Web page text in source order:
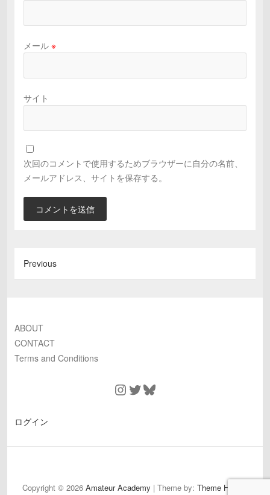
メール ※
サイト
次回のコメントで使用するためブラウザーに自分の名前、
メールアドレス、サイトを保存する。
Previous
ABOUT
CONTACT
Terms and Conditions
Instagram
TwitterBluesky
ログイン
and
Copyright © 2026 Amateur Academy | Theme by: Theme Horse